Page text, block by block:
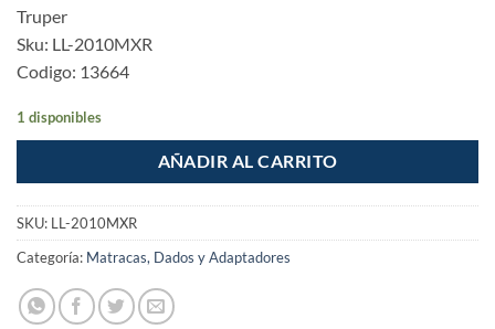
Truper
Sku: LL-2010MXR
Codigo: 13664
1 disponibles
AÑADIR AL CARRITO
SKU: LL-2010MXR
Categoría: Matracas, Dados y Adaptadores